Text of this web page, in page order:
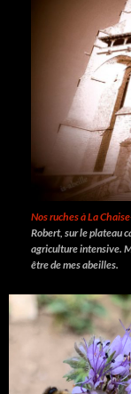
Nos ruches à La
Robert, sur le plateau
agriculture intensive.
être de mes abeilles.